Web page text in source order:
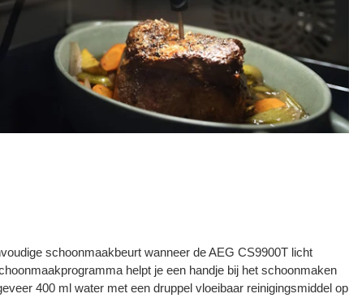
schoonmaakbeurt wanneer de AEG CS9900T licht
helpt je een handje bij het schoonmaken
400 ml water met een druppel vloeibaar reinigingsmiddel op